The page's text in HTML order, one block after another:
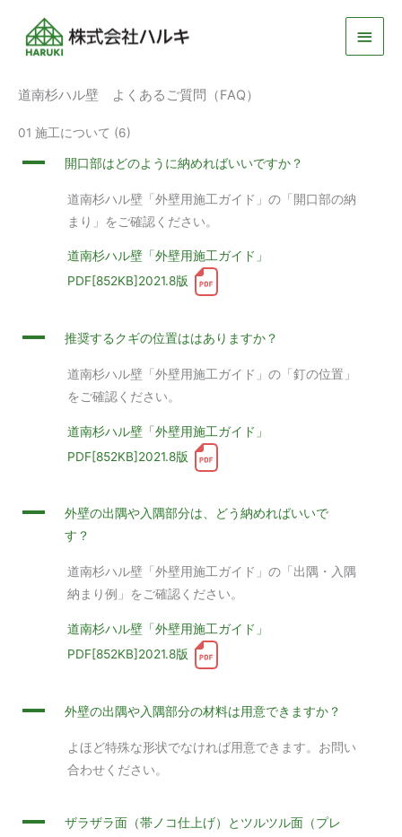
メ
ュ
道南杉ハル壁 よくあるご質問（FAQ）
01 施工について (6)
A 開口部はどのように納めればいいですか？
道南杉ハル壁「外壁用施工ガイド」の「開口部の納
まり」をご確認ください。
道南杉ハル壁「外壁用施工ガイド」
PDF[852KB]2021.8版
A 推奨するクギの位置ははありますか？
道南杉ハル壁「外壁用施工ガイド」の「釘の位置」
をご確認ください。
道南杉ハル壁「外壁用施工ガイド」
PDF[852KB]2021.8版
A
外壁の出隅や入隅部分は、どう納めればいいで
す？
道南杉ハル壁「外壁用施工ガイド」の「出隅・入隅
納まり例」をご確認ください。
道南杉ハル壁「外壁用施工ガイド」
PDF[852KB]2021.8版
A 外壁の出隅や入隅部分の材料は用意できますか？
よほど特殊な形状でなければ用意できます。お問い
合わせください。
A
ザラザラ面（帯ノコ仕上げ）とツルツル面（プレ